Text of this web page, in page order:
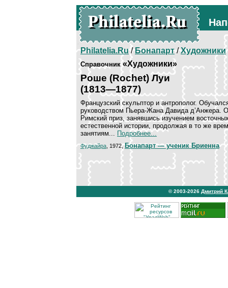
Philatelia.Ru/Бонапарт/Художники
Справочник«Художники»
Роше (Rochet) Луи
(1813—1877)
Французский скульптор и антрополог.
руководством Пьера-Жана Давида д’Анжера.
Римский приз, занявшись изучением
естественной истории, продолжая в то же
занятиям... Подробнее...
Фуджайра , 1972,Бонапарт — ученик Бриенна
© 2003-2026 Дмитрий